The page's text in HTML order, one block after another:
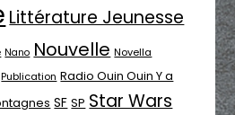
Littérature Jeunesse
Nano Nouvelle Novella
Publication Radio Ouin Ouin Y a
SF SP Star Wars